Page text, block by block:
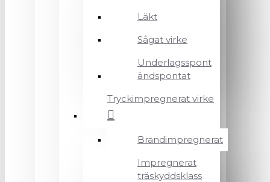
Läkt
Sågat virke
Underlagsspont
ändspontat
Tryckimpregnerat virke
Brandimpregnerat
Impregnerat
träskyddsklass